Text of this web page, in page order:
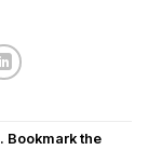
. Bookmark the